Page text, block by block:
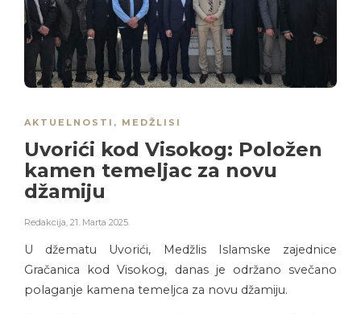
AKTUELNOSTI , MEDŽLISI
Uvorići kod Visokog: Položen
kamen temeljac za novu
džamiju
Redakcija, 21. Marta 2025.
U džematu Uvorići, Medžlis Islamske zajednice
Gračanica kod Visokog, danas je održano svečano
polaganje kamena temeljca za novu džamiju.